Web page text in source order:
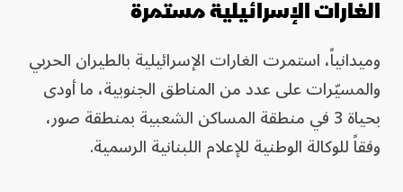
الغارات الإسرائيلية مستمرة
وميدانياً، استمرت الغارات الإسرائيلية بالطيران الحربي
والمسيّرات على عدد من المناطق الجنوبية، ما أودى
بحياة 3 في منطقة المساكن الشعبية بمنطقة صور،
وفقاً للوكالة الوطنية للإعلام اللبنانية الرسمية.